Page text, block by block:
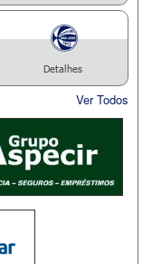
Detalhes
Ver Todos